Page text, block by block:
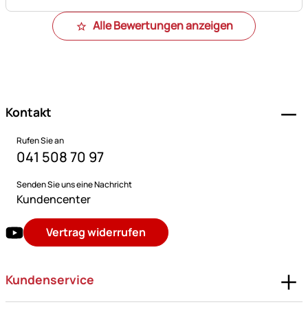
Alle Bewertungen anzeigen
Kontakt
Rufen Sie an
041 508 70 97
Senden Sie uns eine Nachricht
Kundencenter
Vertrag widerrufen
Kundenservice